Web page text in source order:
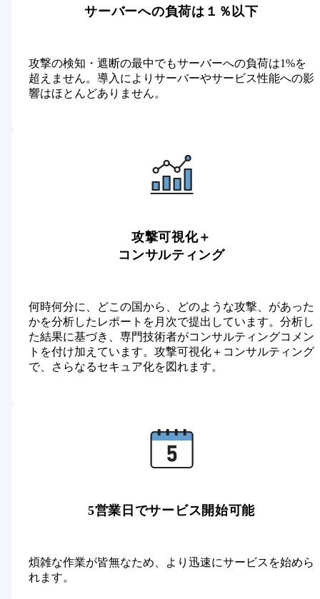
サーバーへの負荷は１％以下
攻撃の検知・遮断の最中でもサーバーへの負荷は1%を
超えません。導入によりサーバーやサービス性能への影
響はほとんどありません。
攻撃可視化＋
コンサルティング
何時何分に、どこの国から、どのような攻撃、があった
かを分析したレポートを月次で提出しています。分析し
た結果に基づき、専門技術者がコンサルティングコメン
トを付け加えています。攻撃可視化＋コンサルティング
で、さらなるセキュア化を図れます。
5営業日でサービス開始可能
煩雑な作業が皆無なため、より迅速にサービスを始めら
れます。